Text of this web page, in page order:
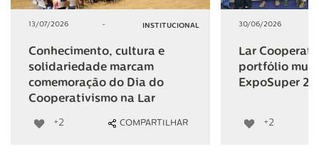
13/07/2026 - INSTITUCIONAL
Conhecimento, cultura e
solidariedade marcam
comemoração do Dia do
Cooperativismo na Lar
+2 COMPARTILHAR
30/06/2026
Lar
portfólio
ExpoSuper
+2